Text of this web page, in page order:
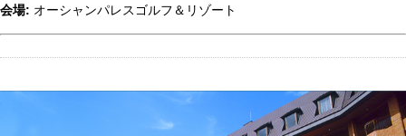
会場: オーシャンパレスゴルフ＆リゾート